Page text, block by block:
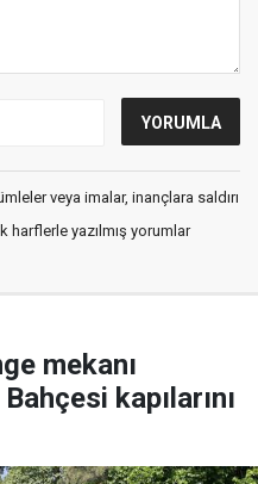
veya imalar, inançlara saldırı
harflerle yazılmış yorumlar
mekanı
kapılarını